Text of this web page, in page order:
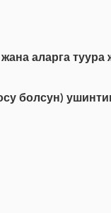
аларга туура
болсун)